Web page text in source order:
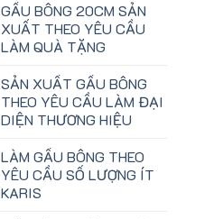
GẤU BÔNG 20CM SẢN
XUẤT THEO YÊU CẦU
LÀM QUÀ TẶNG
SẢN XUẤT GẤU BÔNG
THEO YÊU CẦU LÀM ĐẠI
DIỆN THƯƠNG HIỆU
LÀM GẤU BÔNG THEO
YÊU CẦU SỐ LƯỢNG ÍT
KARIS